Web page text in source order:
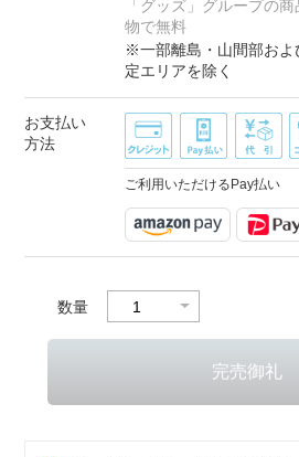
「グッズ」グループの
物で無料
※一部離島・山間部およ
定エリアを除く
お支払い
方法
ご利用いただけるPay払い
数量